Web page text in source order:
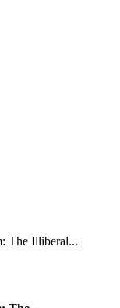
The Illiberal...